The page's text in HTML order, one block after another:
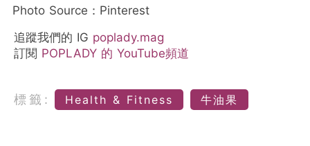
Photo Source：Pinterest
追蹤我們的 IG poplady.mag
訂閱 POPLADY 的 YouTube頻道
標籤: Health & Fitness 牛油果